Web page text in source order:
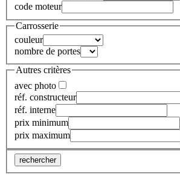
code moteur
Carrosserie
couleur
nombre de portes
Autres critères
avec photo
réf. constructeur
réf. interne
prix minimum
prix maximum
rechercher